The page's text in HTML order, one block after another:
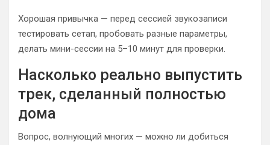
Хорошая привычка — перед сессией звукозаписи
тестировать сетап, пробовать разные параметры,
делать мини-сессии на 5–10 минут для проверки.
Насколько реально выпустить
трек, сделанный полностью
дома
Вопрос, волнующий многих — можно ли добиться